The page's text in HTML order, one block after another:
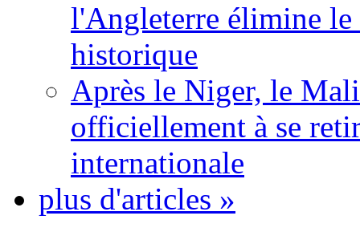
l'Angleterre élimine
historique
Après le Niger, le
officiellement à se
internationale
plus d'articles »